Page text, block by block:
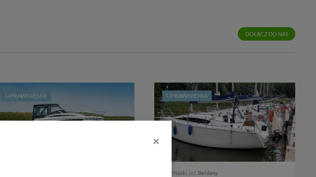
DOŁĄCZ DO NAS
UPRAWNIENIA UPRAWNIENIA
Piaski , jez. Bełdany
×